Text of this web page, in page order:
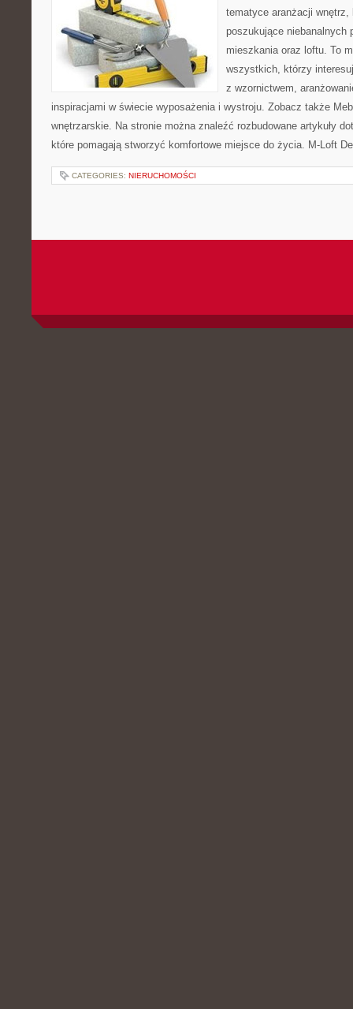
tematyce aranżacji
poszukujące niebanalnych
mieszkania oraz loftu. To
wszystkich, którzy
z wzornictwem,
inspiracjami w świecie wyposażenia i wystroju. Zobacz także
wnętrzarskie. Na stronie można znaleźć rozbudowane artykuły
które pomagają stworzyć komfortowe miejsce do życia. M-Loft
CATEGORIES: NIERUCHOMOŚCI